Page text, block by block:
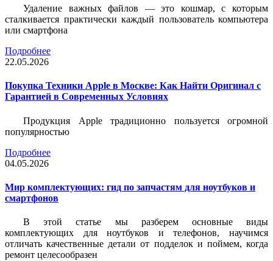
Удаление важных файлов — это кошмар, с которым
сталкивается практически каждый пользователь компьютера
или смартфона
Подробнее
22.05.2026
Покупка Техники Apple в Москве: Как Найти Оригинал с
Гарантией в Современных Условиях
Продукция Apple традиционно пользуется огромной
популярностью
Подробнее
04.05.2026
Мир комплектующих: гид по запчастям для ноутбуков и
смартфонов
В этой статье мы разберем основные виды
комплектующих для ноутбуков и телефонов, научимся
отличать качественные детали от подделок и поймем, когда
ремонт целесообразен